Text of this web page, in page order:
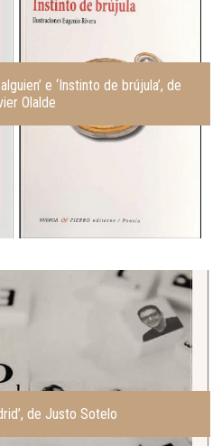
e ‘Instinto de brújula’, de
Olalde
de Justo Sotelo